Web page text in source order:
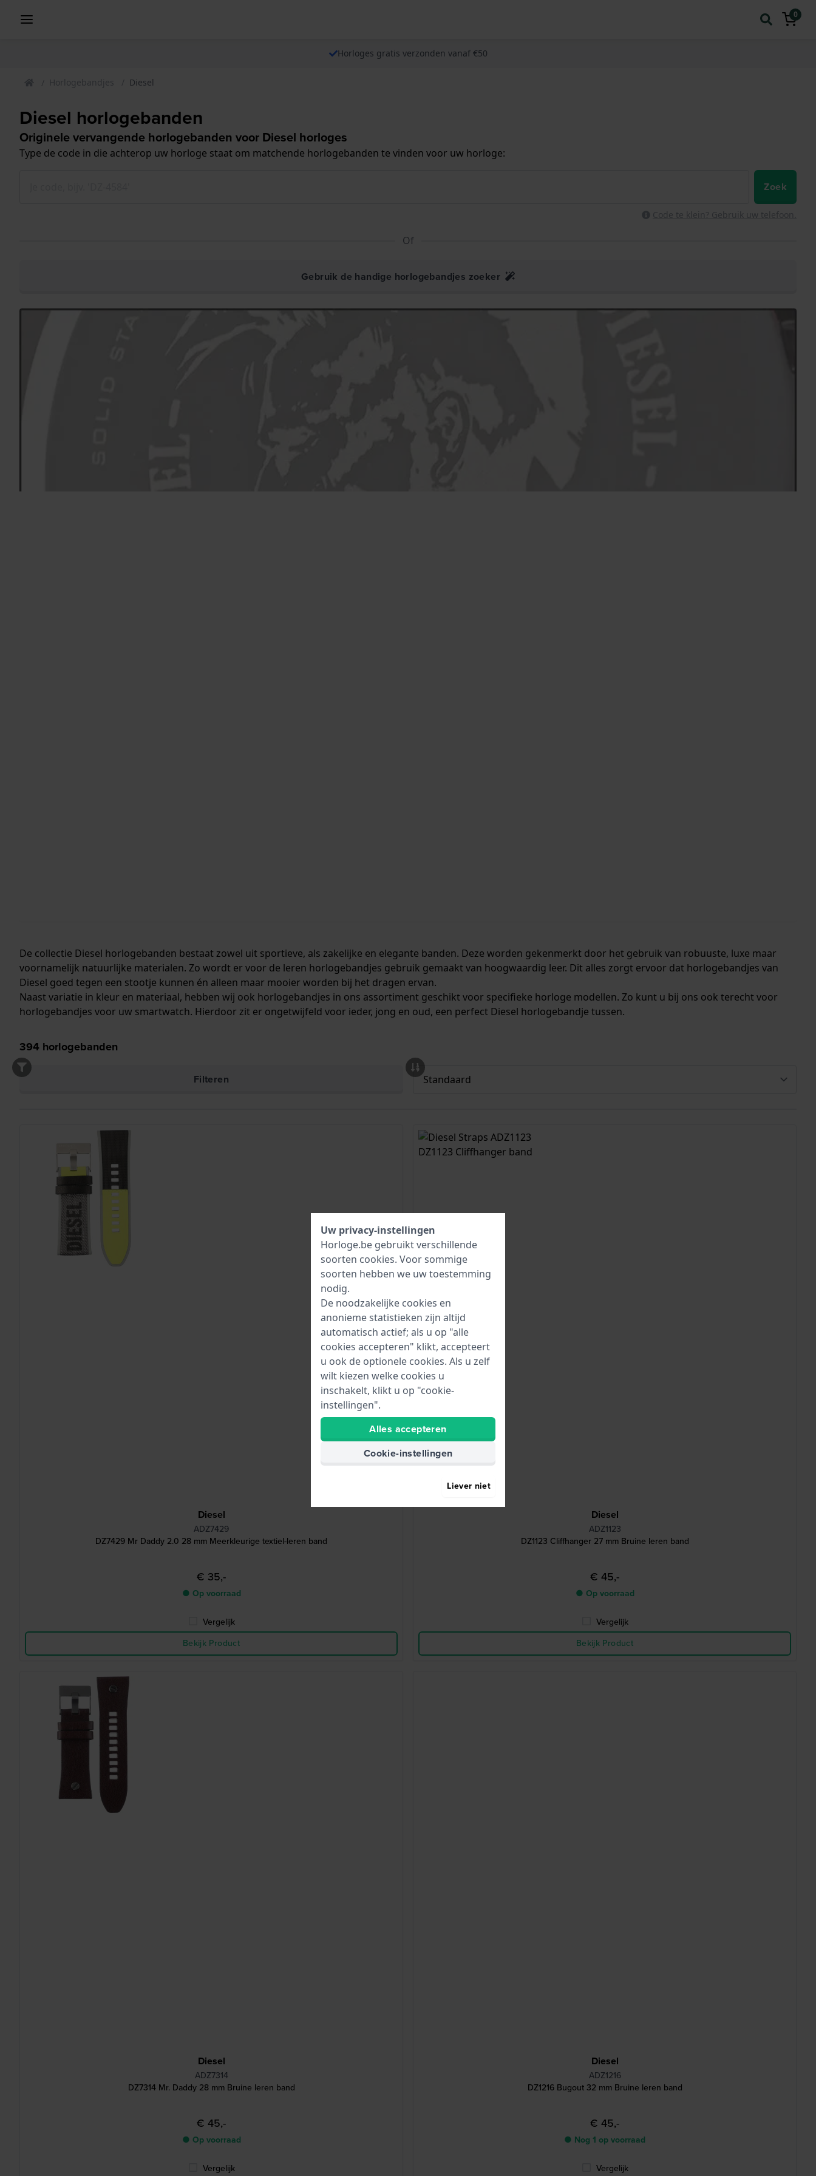
0
Horloges gratis verzonden vanaf €50
Horlogebandjes Diesel
Diesel horlogebanden
Originele vervangende horlogebanden voor Diesel horloges
Type de code in die achterop uw horloge staat om matchende horlogebanden te vinden voor uw horloge:
Zoek
Code te klein? Gebruik uw telefoon.
Of
Gebruik de handige horlogebandjes zoeker
De collectie Diesel horlogebanden bestaat zowel uit sportieve, als zakelijke en elegante banden. Deze worden gekenmerkt door het gebruik van robuuste, luxe maar
voornamelijk natuurlijke materialen. Zo wordt er voor de leren horlogebandjes gebruik gemaakt van hoogwaardig leer. Dit alles zorgt ervoor dat horlogebandjes van
Diesel goed tegen een stootje kunnen én alleen maar mooier worden bij het dragen ervan.
Naast variatie in kleur en materiaal, hebben wij ook horlogebandjes in ons assortiment geschikt voor specifieke horloge modellen. Zo kunt u bij ons ook terecht voor
horlogebandjes voor uw smartwatch. Hierdoor zit er ongetwijfeld voor ieder, jong en oud, een perfect Diesel horlogebandje tussen.
394 horlogebanden
Filteren
Diesel
ADZ7429
DZ7429 Mr Daddy 2.0 28 mm Meerkleurige textiel-leren band
€ 35,-
● Op voorraad
Vergelijk
Bekijk Product
Diesel
ADZ1123
DZ1123 Cliffhanger 27 mm Bruine leren band
€ 45,-
● Op voorraad
Vergelijk
Bekijk Product
Diesel
ADZ7314
DZ7314 Mr. Daddy 28 mm Bruine leren band
€ 45,-
● Op voorraad
Vergelijk
Diesel
ADZ1216
DZ1216 Bugout 32 mm Bruine leren band
€ 45,-
● Nog 1 op voorraad
Vergelijk
Uw privacy-instellingen
Horloge.be gebruikt verschillende
soorten cookies. Voor sommige
soorten hebben we uw toestemming
nodig.
De noodzakelijke cookies en
anonieme statistieken zijn altijd
automatisch actief; als u op "alle
cookies accepteren" klikt, accepteert
u ook de optionele cookies. Als u zelf
wilt kiezen welke cookies u
inschakelt, klikt u op "cookie-
instellingen".
Alles accepteren
Cookie-instellingen
Liever niet